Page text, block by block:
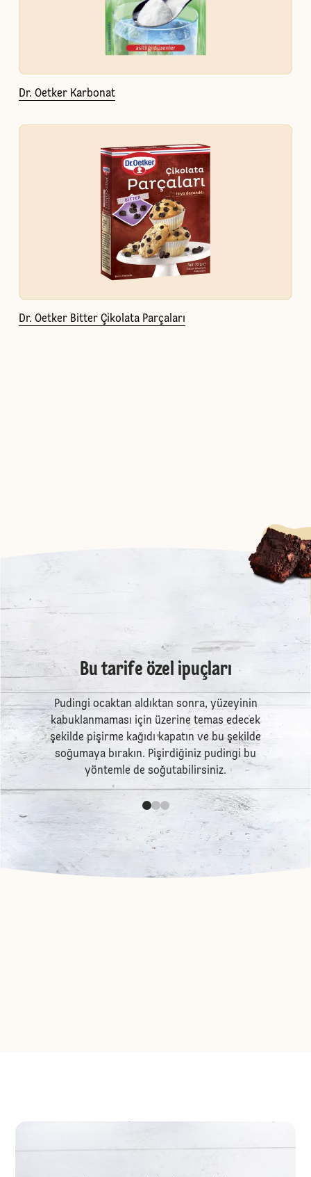
Dr. Oetker Karbonat
Dr. Oetker Bitter Çikolata Parçaları
Bu tarife özel ipuçları
Pudingi ocaktan aldıktan sonra, yüzeyinin
kabuklanmaması için üzerine temas edecek
şekilde pişirme kağıdı kapatın ve bu şekilde
soğumaya bırakın. Pişirdiğiniz pudingi bu
yöntemle de soğutabilirsiniz.